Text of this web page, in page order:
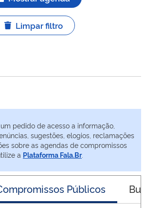
Limpar filtro
pedido de acesso a informação,
sugestões, elogios, reclamações
sobre as agendas de compromissos
a Plataforma Fala.Br.
Públicos